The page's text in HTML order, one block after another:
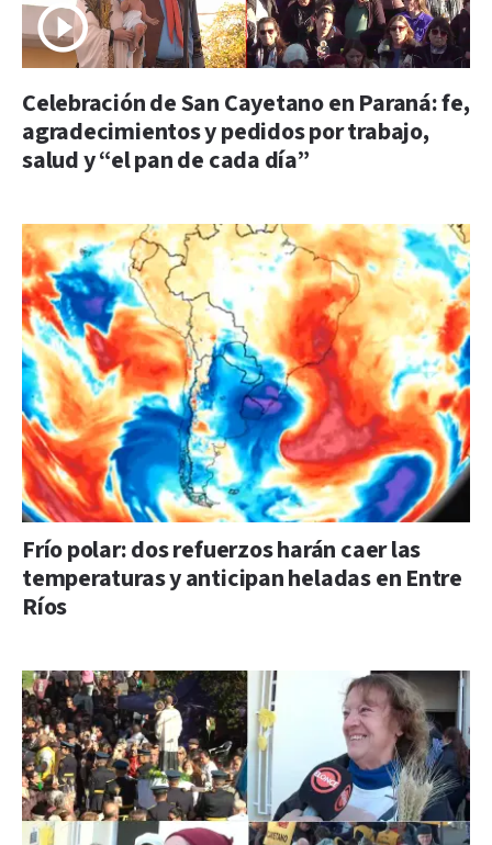
Celebración de San Cayetano en Paraná: fe,
agradecimientos y pedidos por trabajo,
salud y “el pan de cada día”
Frío polar: dos refuerzos harán caer las
temperaturas y anticipan heladas en Entre
Ríos